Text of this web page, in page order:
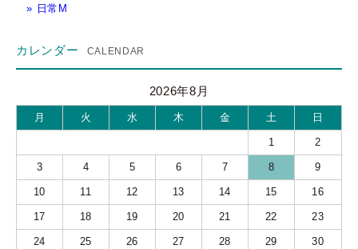
日常M
カレンダー
2026年8月
月 火 水 木 金 土 日
1 2
3 4 5 6 7 8 9
10 11 12 13 14 15 16
17 18 19 20 21 22 23
24 25 26 27 28 29 30